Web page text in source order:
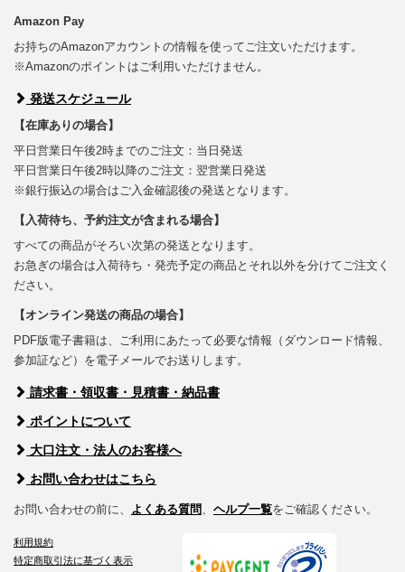
Amazon Pay
お持ちのAmazonアカウントの情報を使ってご注文いただけます。
※Amazonのポイントはご利用いただけません。
発送スケジュール
【在庫ありの場合】
平日営業日午後2時までのご注文：当日発送
平日営業日午後2時以降のご注文：翌営業日発送
※銀行振込の場合はご入金確認後の発送となります。
【入荷待ち、予約注文が含まれる場合】
すべての商品がそろい次第の発送となります。
お急ぎの場合は入荷待ち・発売予定の商品とそれ以外を分けてご注文く
ださい。
【オンライン発送の商品の場合】
PDF版電子書籍は、ご利用にあたって必要な情報（ダウンロード情報、
参加証など）を電子メールでお送りします。
請求書・領収書・見積書・納品書
ポイントについて
大口注文・法人のお客様へ
お問い合わせはこちら
お問い合わせの前に、 よくある質問、 ヘルプ一覧をご確認ください。
利用規約
特定商取引法に基づく表示